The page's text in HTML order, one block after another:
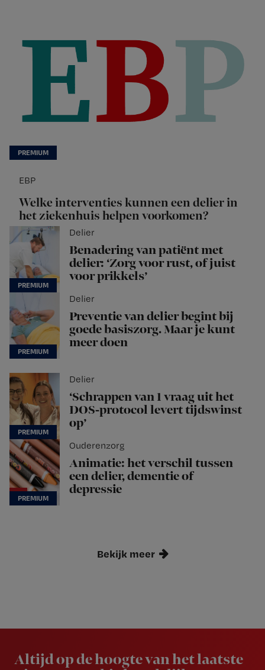
EBP
Welke interventies kunnen een delier in
het ziekenhuis helpen voorkomen?
Delier
Benadering van patiënt met
delier: ‘Zorg voor rust, of juist
voor prikkels’
Delier
Preventie van delier begint bij
goede basiszorg. Maar je kunt
meer doen
Delier
‘Schrappen van 1 vraag uit het
DOS-protocol levert tijdswinst
op’
Ouderenzorg
Animatie: het verschil tussen
een delier, dementie of
depressie
Bekijk meer
Altijd op de hoogte van het laatste